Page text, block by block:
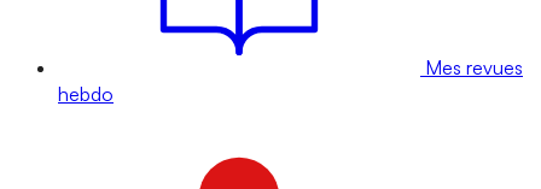
Mes revues
hebdo